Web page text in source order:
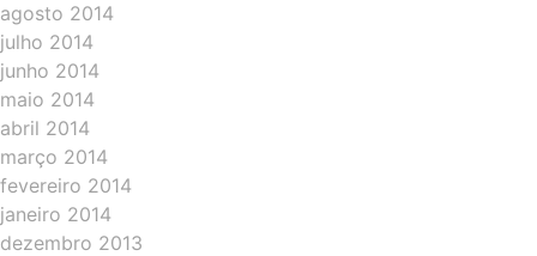
agosto 2014
julho 2014
junho 2014
maio 2014
abril 2014
março 2014
fevereiro 2014
janeiro 2014
dezembro 2013